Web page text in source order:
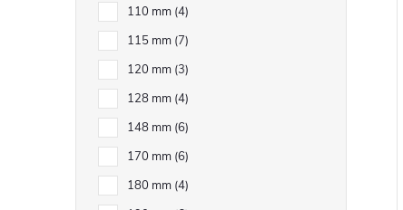
110 mm 4
115 mm 7
120 mm 3
128 mm 4
148 mm 6
170 mm 6
180 mm 4